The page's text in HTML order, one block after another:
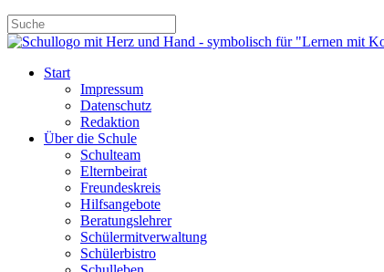
Start
Impressum
Datenschutz
Redaktion
Über die Schule
Schulteam
Elternbeirat
Freundeskreis
Hilfsangebote
Beratungslehrer
Schülermitverwaltung
Schülerbistro